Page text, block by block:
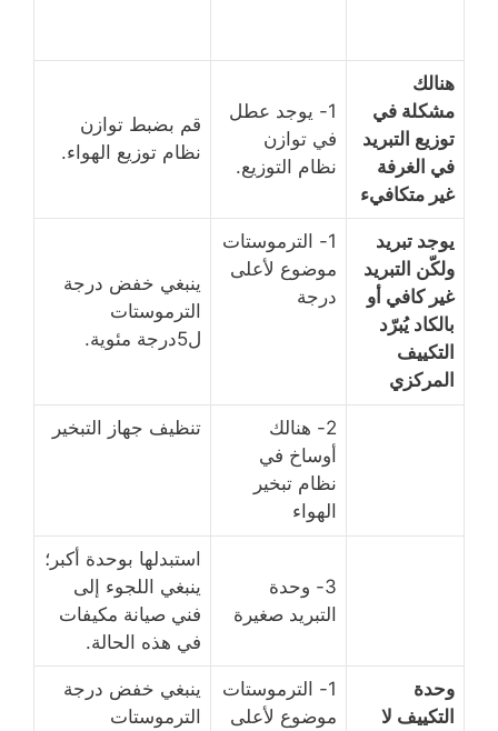
هنالك
مشكلة في
توزيع التبريد
في الغرفة
غير متكافيء
1- يوجد عطل
في توازن
نظام التوزيع.
قم بضبط توازن
نظام توزيع الهواء.
يوجد تبريد
ولكّن التبريد
غير كافي أو
بالكاد يُبرّد
التكييف
المركزي
1- الترموستات
موضوع لأعلى
درجة
ينبغي خفض درجة
الترموستات
ل5درجة مئوية.
2- هنالك
أوساخ في
نظام تبخير
الهواء
تنظيف جهاز التبخير
3- وحدة
التبريد صغيرة
استبدلها بوحدة أكبر؛
ينبغي اللجوء إلى
فني صيانة مكيفات
في هذه الحالة.
وحدة
التكييف لا
1- الترموستات
موضوع لأعلى
ينبغي خفض درجة
الترموستات